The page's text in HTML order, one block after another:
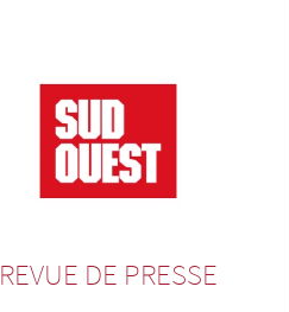
REVUE DE PRESSE